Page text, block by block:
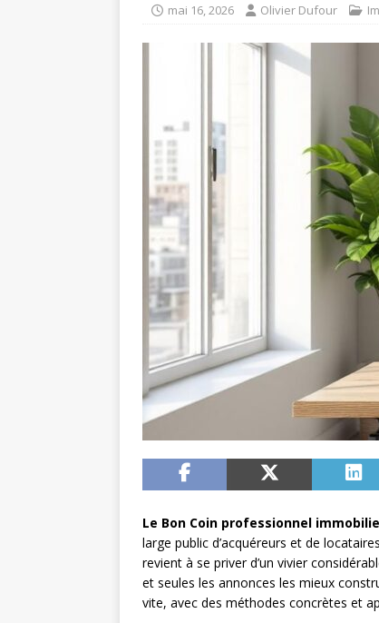
mai 16, 2026 Olivier Dufour
Le Bon Coin professionnel
large public d’acquéreurs et de
revient à se priver d’un vivier
et seules les annonces les mieux
vite, avec des méthodes concrètes et